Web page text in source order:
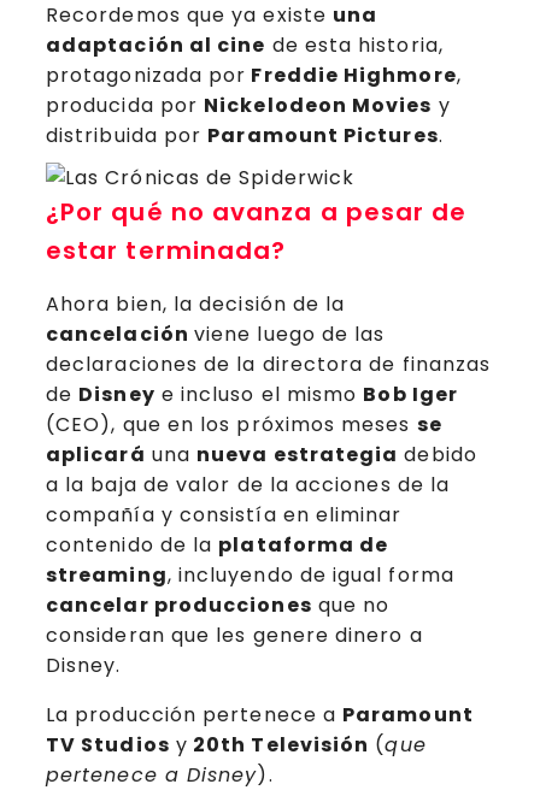
Recordemos que ya existe una
adaptación al cine de esta historia,
protagonizada por Freddie Highmore,
producida por Nickelodeon Movies y
distribuida por Paramount Pictures.
¿Por qué no avanza a pesar de
estar terminada?
Ahora bien, la decisión de la
cancelación viene luego de las
declaraciones de la directora de finanzas
de Disney e incluso el mismo Bob Iger
(CEO), que en los próximos meses se
aplicará una nueva estrategia debido
a la baja de valor de la acciones de la
compañía y consistía en eliminar
contenido de la plataforma de
streaming, incluyendo de igual forma
cancelar producciones que no
consideran que les genere dinero a
Disney.
La producción pertenece a Paramount
TV Studios y 20th Televisión (que
pertenece a Disney).